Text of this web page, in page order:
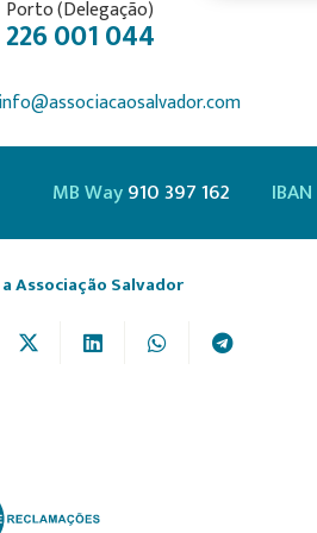
Porto (Delegação)
226 001 044
info@associacaosalvador.com
MB Way910 397 162 IBAN
Associação Salvador